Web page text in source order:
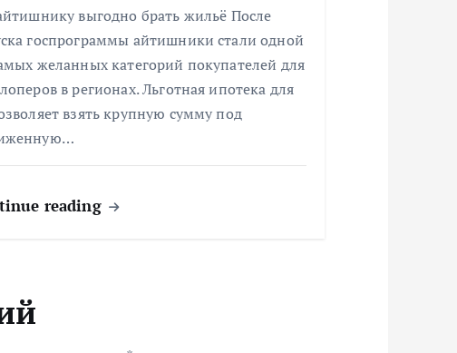
выгодно брать жильё После
госпрограммы айтишники стали одной
желанных категорий покупателей для
в регионах. Льготная ипотека для
взять крупную сумму под
reading